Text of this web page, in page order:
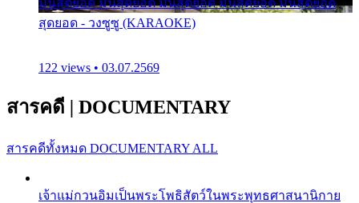
สุดยอด - วงซูซู (KARAOKE)
122 views • 03.07.2569
สารคดี | DOCUMENTARY
สารคดีทั้งหมด DOCUMENTARY ALL
เจ้าแม่กวนอิมเป็นพระโพธิสัตว์ในพระพุทธศาสนานิกาย